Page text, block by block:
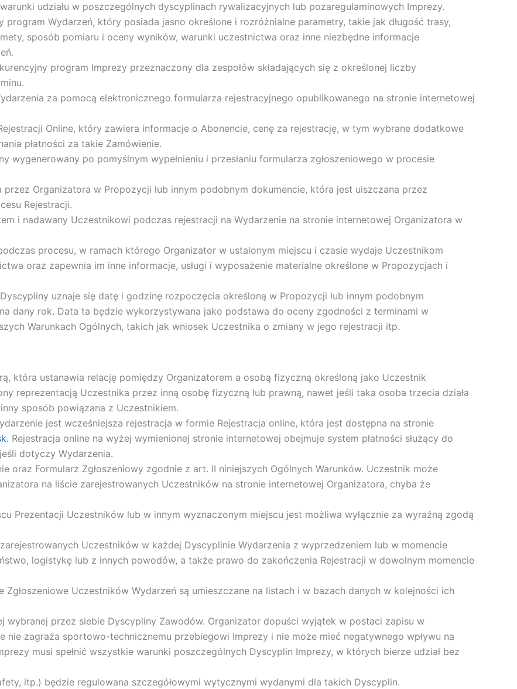
udziału w poszczególnych dyscyplinach rywalizacyjnych lub pozaregulaminowych Imprezy.
Wydarzeń, który posiada jasno określone i rozróżnialne parametry, takie jak długość trasy,
sposób pomiaru i oceny wyników, warunki uczestnictwa oraz inne niezbędne informacje
program Imprezy przeznaczony dla zespołów składających się z określonej liczby
za pomocą elektronicznego formularza rejestracyjnego opublikowanego na stronie internetowej
Online, który zawiera informacje o Abonencie, cenę za rejestrację, w tym wybrane dodatkowe
płatności za takie Zamówienie.
wygenerowany po pomyślnym wypełnieniu i przesłaniu formularza zgłoszeniowego w procesie
przez Organizatora w Propozycji lub innym podobnym dokumencie, która jest uiszczana przez
Rejestracji.
i nadawany Uczestnikowi podczas rejestracji na Wydarzenie na stronie internetowej Organizatora w
procesu, w ramach którego Organizator w ustalonym miejscu i czasie wydaje Uczestnikom
oraz zapewnia im inne informacje, usługi i wyposażenie materialne określone w Propozycjach i
uznaje się datę i godzinę rozpoczęcia określoną w Propozycji lub innym podobnym
dany rok. Data ta będzie wykorzystywana jako podstawa do oceny zgodności z terminami w
Warunkach Ogólnych, takich jak wniosek Uczestnika o zmiany w jego rejestracji itp.
która ustanawia relację pomiędzy Organizatorem a osobą fizyczną określoną jako Uczestnik
reprezentacją Uczestnika przez inną osobę fizyczną lub prawną, nawet jeśli taka osoba trzecia działa
sposób powiązana z Uczestnikiem.
jest wcześniejsza rejestracja w formie Rejestracja online, która jest dostępna na stronie
Rejestracja online na wyżej wymienionej stronie internetowej obejmuje system płatności służący do
dotyczy Wydarzenia.
oraz Formularz Zgłoszeniowy zgodnie z art. II niniejszych Ogólnych Warunków. Uczestnik może
na liście zarejestrowanych Uczestników na stronie internetowej Organizatora, chyba że
Prezentacji Uczestników lub w innym wyznaczonym miejscu jest możliwa wyłącznie za wyraźną zgodą
Uczestników w każdej Dyscyplinie Wydarzenia z wyprzedzeniem lub w momencie
logistykę lub z innych powodów, a także prawo do zakończenia Rejestracji w dowolnym momencie
Zgłoszeniowe Uczestników Wydarzeń są umieszczane na listach i w bazach danych w kolejności ich
wybranej przez siebie Dyscypliny Zawodów. Organizator dopuści wyjątek w postaci zapisu w
nie zagraża sportowo-technicznemu przebiegowi Imprezy i nie może mieć negatywnego wpływu na
musi spełnić wszystkie warunki poszczególnych Dyscyplin Imprezy, w których bierze udział bez
itp.) będzie regulowana szczegółowymi wytycznymi wydanymi dla takich Dyscyplin.